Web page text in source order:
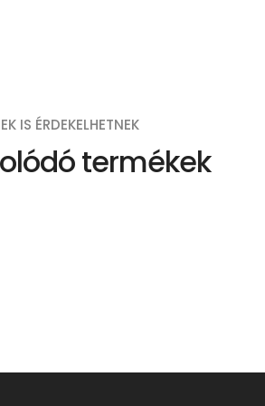
IS ÉRDEKELHETNEK
termékek